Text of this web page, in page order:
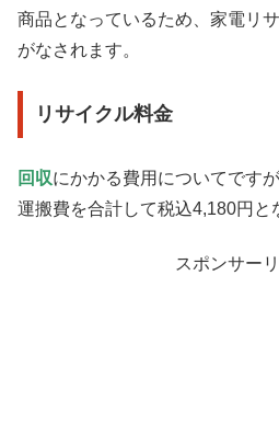
商品となっているため、家電リ
がなされます。
リサイクル料金
回収にかかる費用についてです
運搬費を合計して税込4,180円と
スポンサー